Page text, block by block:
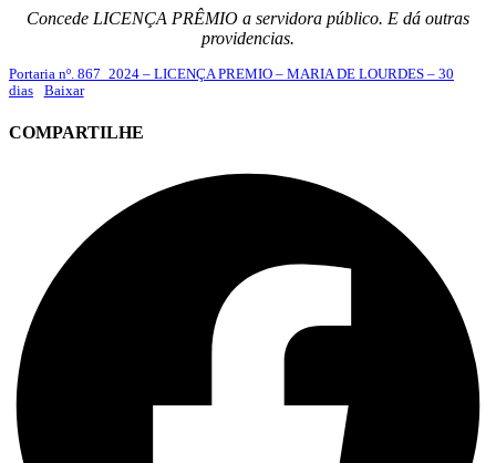
Concede LICENÇA PRÊMIO a servidora público. E dá outras
providencias.
Portaria nº. 867_2024 – LICENÇA PREMIO – MARIA DE LOURDES – 30
dias
Baixar
COMPARTILHE